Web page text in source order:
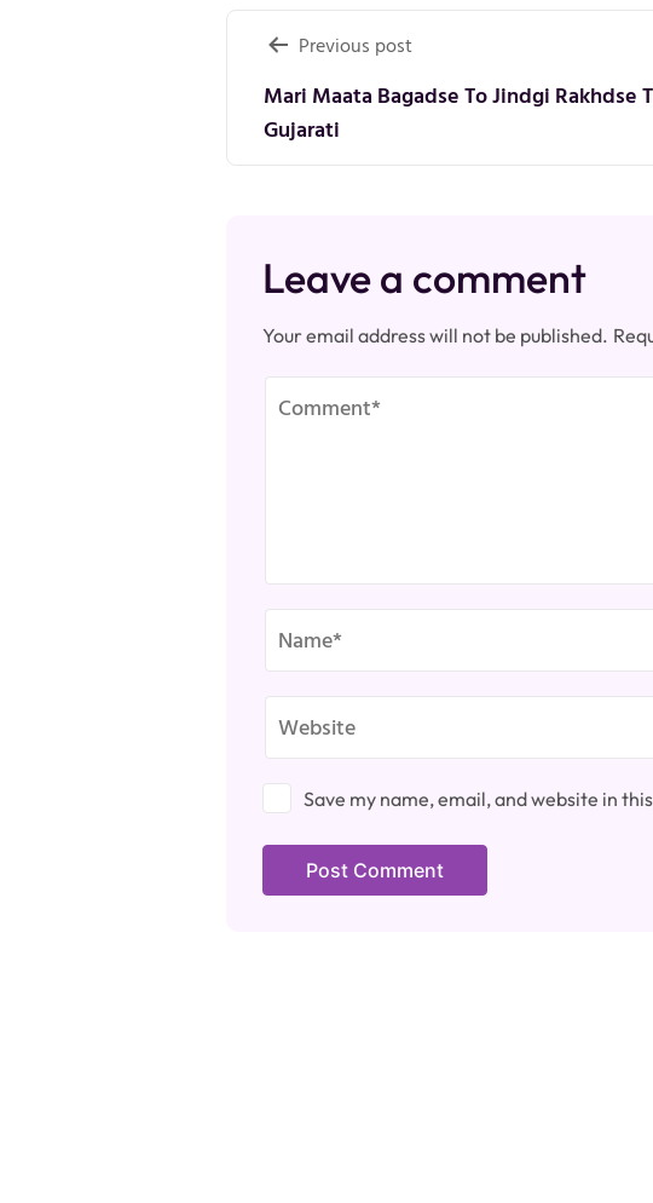
Post
navigation
Previous post
Mari Maata Bagadse To Jindgi Rakhdse
Gujarati
Leave a comment
Your email address will not be published.
Save my name, email, and website in